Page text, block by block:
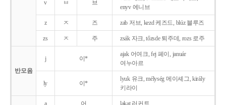
v ㅂ 브
enyv 에니브
z ㅈ 즈 zab 저브, kezd 케즈드, blúz 블루즈
zs ㅈ 주 zsák 자크, tőzsde 퇴주데, rozs 로주
반모음
j 이*
ajak 어여크, fej 페이, január
여누아르
ly 이*
lyuk 유크, mélység 메이셰그, király
키라이
a 어 lakat 러커트